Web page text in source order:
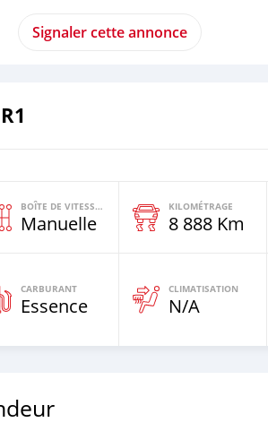
Signaler cette annonce
BOÎTE DE VITESSES
Manuelle
KILOMÉTRAGE
8 888 Km
CARBURANT
Essence
CLIMATISATION
N/A